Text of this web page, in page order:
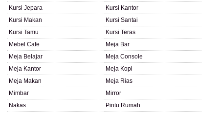
Kursi Jepara
Kursi Kantor
Kursi Makan
Kursi Santai
Kursi Tamu
Kursi Teras
Mebel Cafe
Meja Bar
Meja Belajar
Meja Console
Meja Kantor
Meja Kopi
Meja Makan
Meja Rias
Mimbar
Mirror
Nakas
Pintu Rumah